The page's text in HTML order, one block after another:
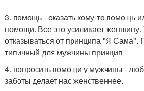
3. помощь - оказать кому-то помощь
помощи. Все это усиливает женщину.
отказываться от принципа "Я Сама".
типичный для мужчины принцип.
4. попросить помощи у мужчины -
заботы делает нас женственнее.